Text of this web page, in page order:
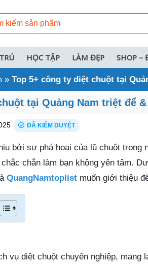
HỌC TẬP LÀM ĐẸP SHOP –
» Top 5+ công ty diệt chuột tại
tại Quảng Nam triệt để
ĐÃ KIỂM DUYỆT
bởi sự phá hoại của lũ chuột trong
chắn làm bạn không yên tâm.
QuangNamtoplist muốn giới thiệu
vụ diệt chuột chuyên nghiệp, mang